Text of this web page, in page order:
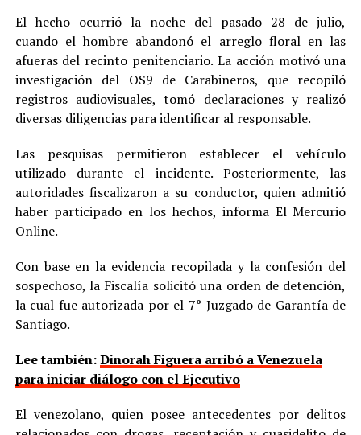
El hecho ocurrió la noche del pasado 28 de julio,
cuando el hombre abandonó el arreglo floral en las
afueras del recinto penitenciario. La acción motivó una
investigación del OS9 de Carabineros, que recopiló
registros audiovisuales, tomó declaraciones y realizó
diversas diligencias para identificar al responsable.
Las pesquisas permitieron establecer el vehículo
utilizado durante el incidente. Posteriormente, las
autoridades fiscalizaron a su conductor, quien admitió
haber participado en los hechos, informa El Mercurio
Online.
Con base en la evidencia recopilada y la confesión del
sospechoso, la Fiscalía solicitó una orden de detención,
la cual fue autorizada por el 7° Juzgado de Garantía de
Santiago.
Lee también:Dinorah Figuera arribó a Venezuela
para iniciar diálogo con el Ejecutivo
El venezolano, quien posee antecedentes por delitos